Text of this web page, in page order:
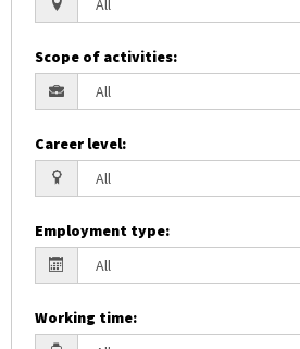
Scope of activities:
Career level:
Employment type:
Working time: